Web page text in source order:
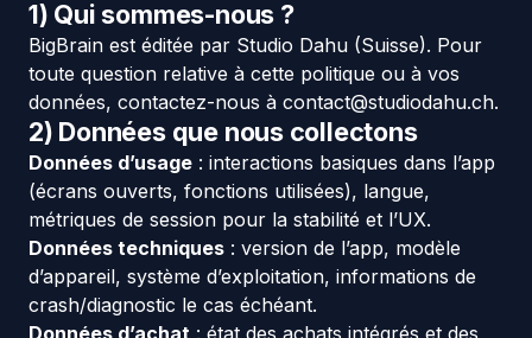
1) Qui sommes-nous ?
BigBrain est éditée par Studio Dahu (Suisse). Pour
toute question relative à cette politique ou à vos
données, contactez-nous à contact@studiodahu.ch.
2) Données que nous collectons
Données d’usage : interactions basiques dans l’app
(écrans ouverts, fonctions utilisées), langue,
métriques de session pour la stabilité et l’UX.
Données techniques : version de l’app, modèle
d’appareil, système d’exploitation, informations de
crash/diagnostic le cas échéant.
Données d’achat : état des achats intégrés et des